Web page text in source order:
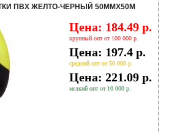
ПВХ ЖЕЛТО-ЧЕРНЫЙ 50ММX50М
Цена: 184.49 р.
крупный опт от 100 000 р.
Цена: 197.4 р.
средний опт от 50 000 р.
Цена: 221.09 р.
мелкий опт от 10 000 р.